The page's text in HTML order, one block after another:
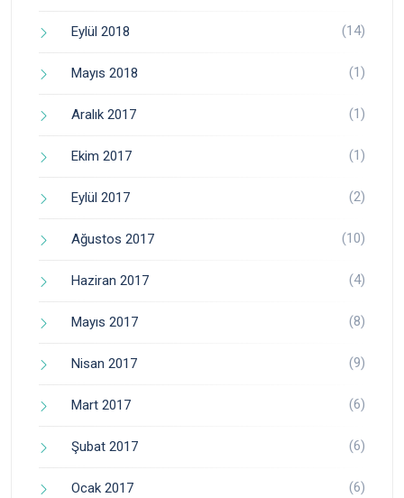
Eylül 2018 (14)
Mayıs 2018 (1)
Aralık 2017 (1)
Ekim 2017 (1)
Eylül 2017 (2)
Ağustos 2017 (10)
Haziran 2017 (4)
Mayıs 2017 (8)
Nisan 2017 (9)
Mart 2017 (6)
Şubat 2017 (6)
Ocak 2017 (6)